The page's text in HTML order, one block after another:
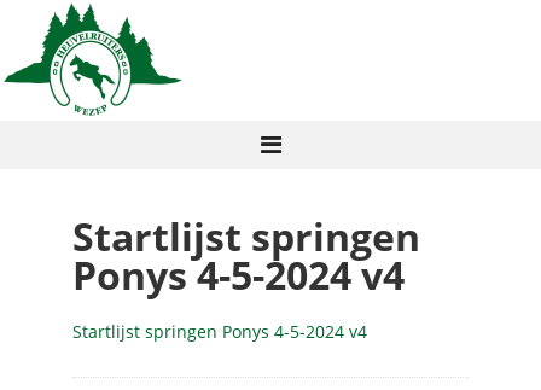
Startlijst springen
Ponys 4-5-2024 v4
Startlijst springen Ponys 4-5-2024 v4